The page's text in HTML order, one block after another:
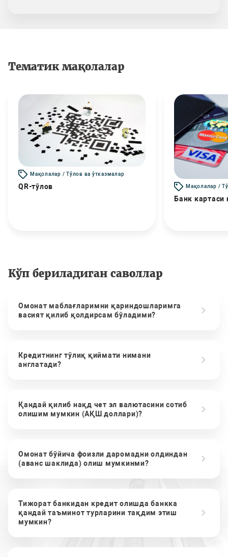
Тематик мақолалар
Мақолалар / Тўлов ва ўтказмалар
QR-тўлов Мақолалар /
Банк картаси
Кўп бериладиган саволлар
Омонат маблағларимни қариндошларимга
васият қилиб қолдирсам бўладими?
Кредитнинг тўлиқ қиймати нимани
англатади?
Қандай қилиб нақд чет эл валютасини сотиб
олишим мумкин (АҚШ доллари)?
Омонат бўйича фоизли даромадни олдиндан
(аванс шаклида) олиш мумкинми?
Тижорат банкидан кредит олишда банкка
қандай таъминот турларини тақдим этиш
мумкин?